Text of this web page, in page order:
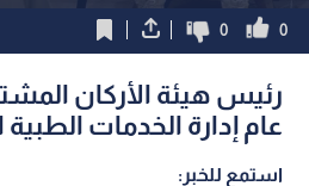
0
0
رئيس هيئة الأركان
عام إدارة الخدمات الطبية
استمع للخبر: